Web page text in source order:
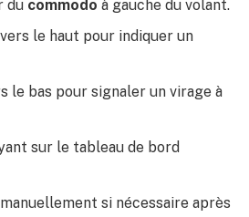
du commodo à gauche du volant.
le haut pour indiquer un
le bas pour signaler un virage à
sur le tableau de bord
si nécessaire après